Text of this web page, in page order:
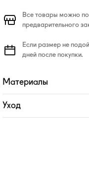
Все товары можно
предварительного
Если размер не
дней после покупки.
Материалы
Развернуть
Уход
Развернуть